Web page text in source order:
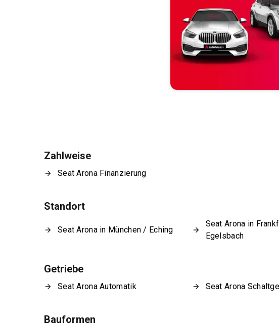
Zahlweise
Seat Arona Finanzierung
Standort
Seat Arona in München / Eching
Seat Arona in
Egelsbach
Getriebe
Seat Arona Automatik Seat Arona
Bauformen